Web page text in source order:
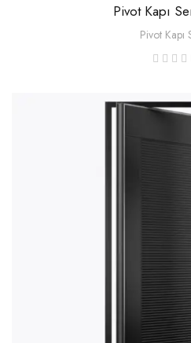
Pivot Kapı
Pivot Kapı